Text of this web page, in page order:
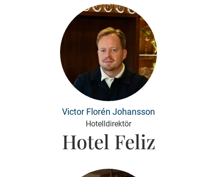
Victor Florén Johansson
Hotelldirektör
Hotel Feliz